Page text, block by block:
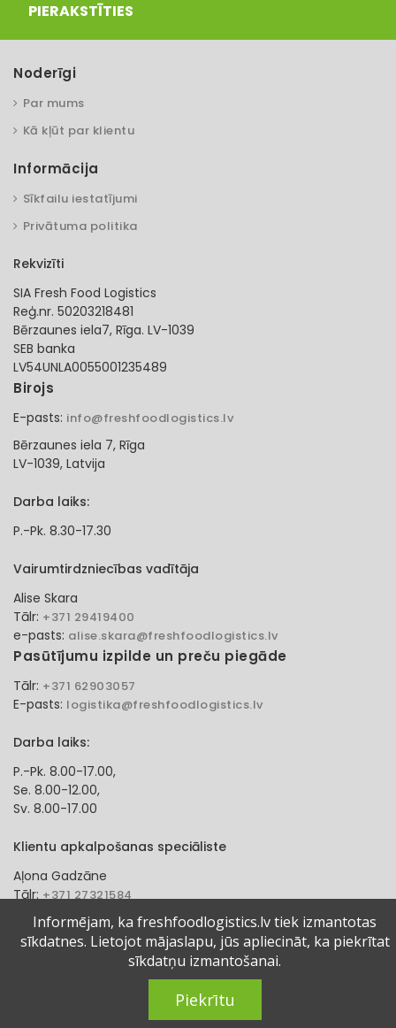
PIERAKSTĪTIES
Noderīgi
Par mums
Kā kļūt par klientu
Informācija
Sīkfailu iestatījumi
Privātuma politika
Rekvizīti
SIA Fresh Food Logistics
Reģ.nr. 50203218481
Bērzaunes iela7, Rīga. LV-1039
SEB banka
LV54UNLA0055001235489
Birojs
E-pasts: info@freshfoodlogistics.lv
Bērzaunes iela 7, Rīga
LV-1039, Latvija
Darba laiks:
P.-Pk. 8.30-17.30
Vairumtirdzniecības vadītāja
Alise Skara
Tālr: +371 29419400
e-pasts: alise.skara@freshfoodlogistics.lv
Pasūtījumu izpilde un preču piegāde
Tālr: +371 62903057
E-pasts: logistika@freshfoodlogistics.lv
Darba laiks:
P.-Pk. 8.00-17.00,
Se. 8.00-12.00,
Sv. 8.00-17.00
Klientu apkalpošanas speciāliste
Aļona Gadzāne
Tālr:+371 27321584
e-pasts: alona.gadzane@freshfoodlogistics.lv
© 2024 Fresh Food Logistics SIA. Visas tiesības aizsargātas.
Informējam, ka freshfoodlogistics.lv tiek izmantotas
sīkdatnes. Lietojot mājaslapu, jūs apliecināt, ka piekrītat
sīkdatņu izmantošanai.
Piekrītu